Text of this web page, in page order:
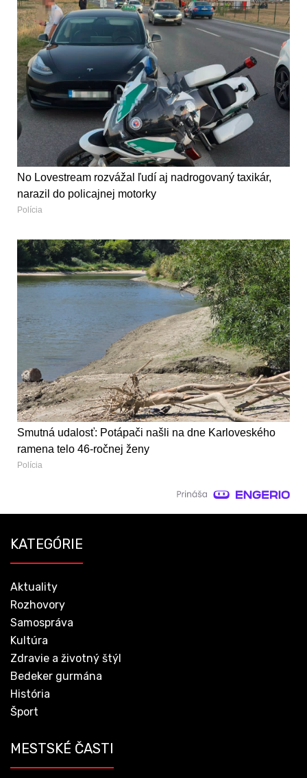
No Lovestream rozvážal ľudí aj nadrogovaný taxikár,
narazil do policajnej motorky
Polícia
Smutná udalosť: Potápači našli na dne Karloveského
ramena telo 46-ročnej ženy
Polícia
KATEGÓRIE
Aktuality
Rozhovory
Samospráva
Kultúra
Zdravie a životný štýl
Bedeker gurmána
História
Šport
MESTSKÉ ČASTI